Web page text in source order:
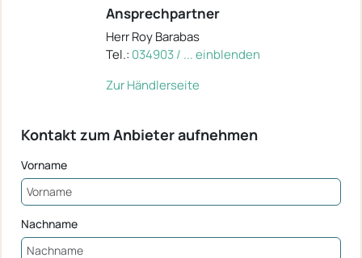
Ansprechpartner
Herr Roy Barabas
Tel.: 034903 / ... einblenden
Zur Händlerseite
Kontakt zum Anbieter aufnehmen
Vorname
Nachname